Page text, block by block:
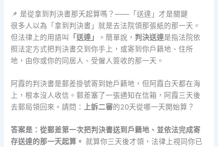
📌 是從拿到判決書那天起算嗎？——「送達」才是關鍵
很多人以為「拿到判決書」就是去法院領那張紙的那一天。
但法律上的用語叫
「送達」 。簡單說，判決送達是指法院依
照法定方式把判決書交到你手上，或寄到你戶籍地、住所
地，由你或你的同居人、受僱人簽收的那一天。
阿霞的判決書是郵差掛號寄到她戶籍地，但阿霞白天都在海
上，根本沒人收信。郵差塞了一張通知在信箱，阿霞三天後
去郵局領回來。請問： 上訴二審的20天從哪一天開始算？
答案是：從郵差第一次把判決書送到戶籍地、並依法完成寄
存送達的那一天起算。 就算你三天後才領，法律上視同你已